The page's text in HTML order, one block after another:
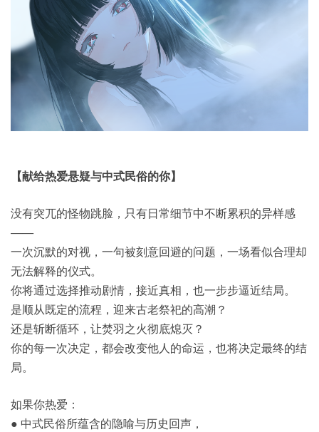
【献给热爱悬疑与中式民俗的你】
没有突兀的怪物跳脸，只有日常细节中不断累积的异样感
——
一次沉默的对视，一句被刻意回避的问题，一场看似合理却
无法解释的仪式。
你将通过选择推动剧情，接近真相，也一步步逼近结局。
是顺从既定的流程，迎来古老祭祀的高潮？
还是斩断循环，让焚羽之火彻底熄灭？
你的每一次决定，都会改变他人的命运，也将决定最终的结
局。
如果你热爱：
● 中式民俗所蕴含的隐喻与历史回声，